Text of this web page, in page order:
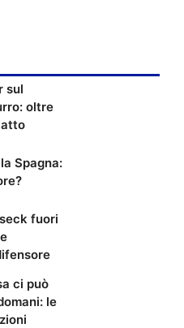
sul
oltre
Spagna:
fuori
ci può
le